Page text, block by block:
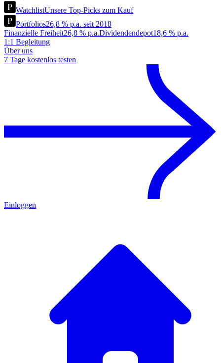
WatchlistUnsere Top-Picks zum Kauf
Portfolios26,8 % p.a. seit 2018
Finanzielle Freiheit26,8 % p.a.Dividendendepot18,6 % p.a.
1:1 Begleitung
Über uns
7 Tage kostenlos testen
Einloggen